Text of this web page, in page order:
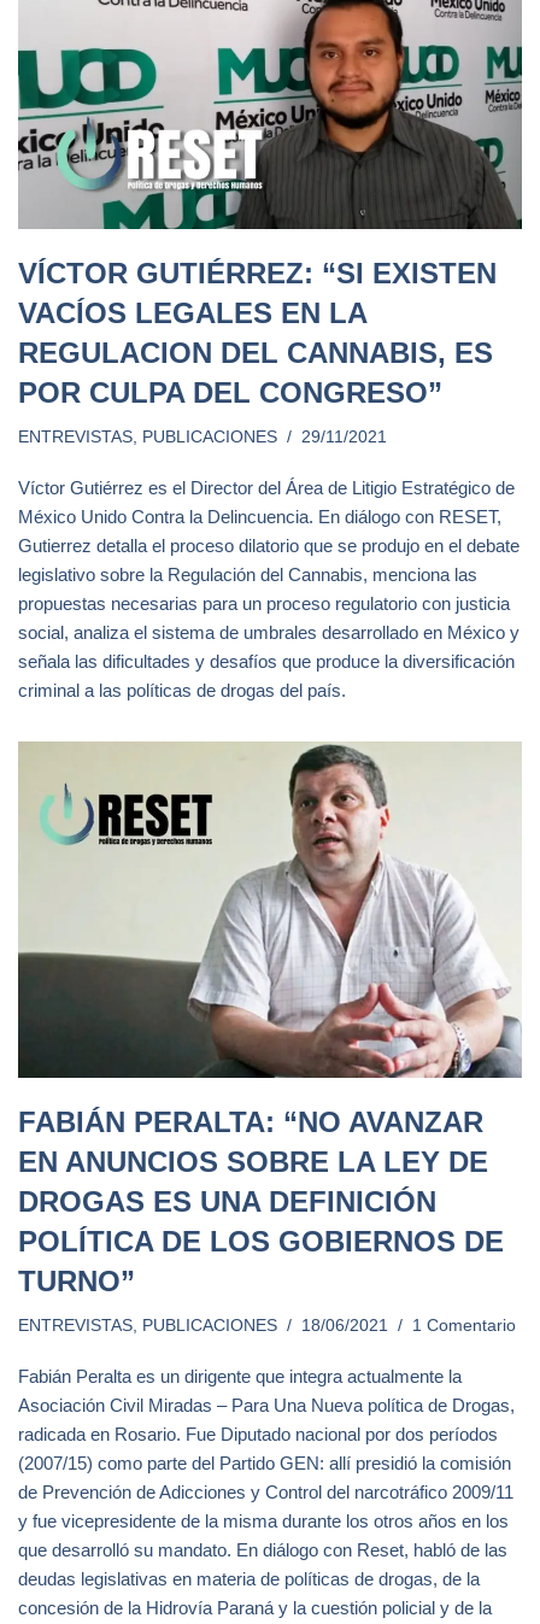
VÍCTOR GUTIÉRREZ: “SI EXISTEN
VACÍOS LEGALES EN LA
REGULACION DEL CANNABIS, ES
POR CULPA DEL CONGRESO”
ENTREVISTAS, PUBLICACIONES 29/11/2021
Víctor Gutiérrez es el Director del Área de Litigio Estratégico de
México Unido Contra la Delincuencia. En diálogo con RESET,
Gutierrez detalla el proceso dilatorio que se produjo en el debate
legislativo sobre la Regulación del Cannabis, menciona las
propuestas necesarias para un proceso regulatorio con justicia
social, analiza el sistema de umbrales desarrollado en México y
señala las dificultades y desafíos que produce la diversificación
criminal a las políticas de drogas del país.
FABIÁN PERALTA: “NO AVANZAR
EN ANUNCIOS SOBRE LA LEY DE
DROGAS ES UNA DEFINICIÓN
POLÍTICA DE LOS GOBIERNOS DE
TURNO”
ENTREVISTAS PUBLICACIONES 18/06/2021 1 Comentario
Fabián Peralta es un dirigente que integra actualmente la
Asociación Civil Miradas – Para Una Nueva política de Drogas,
radicada en Rosario. Fue Diputado nacional por dos períodos
(2007/15) como parte del Partido GEN: allí presidió la comisión
de Prevención de Adicciones y Control del narcotráfico 2009/11
y fue vicepresidente de la misma durante los otros años en los
que desarrolló su mandato. En diálogo con Reset, habló de las
deudas legislativas en materia de políticas de drogas, de la
concesión de la Hidrovía Paraná y la cuestión policial y de la